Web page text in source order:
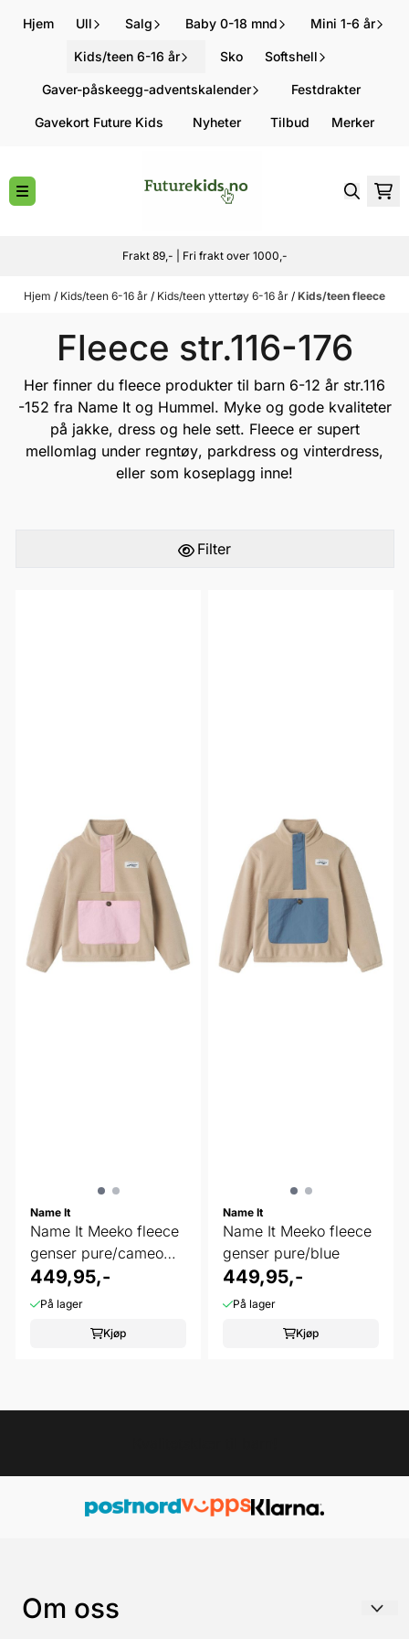
Hopp til innhold
Hjem Ull Salg Baby 0-18 mnd Mini 1-6 år
Kids/teen 6-16 år Sko Softshell
Gaver-påskeegg-adventskalender Festdrakter
Gavekort Future Kids Nyheter Tilbud Merker
Frakt 89,- | Fri frakt over 1000,-
Hjem / Kids/teen 6-16 år / Kids/teen yttertøy 6-16 år / Kids/teen fleece
Fleece str.116-176
Her finner du fleece produkter til barn 6-12 år str.116
-152 fra Name Itog Hummel. Myke og gode kvaliteter
på jakke, dress og hele sett. Fleece er supert
mellomlag under regntøy, parkdress og vinterdress,
eller som koseplagg inne!
Filter
Name It
Name It Meeko fleece
genser pure/cameo
pink
449,95,-
På lager
Kjøp
Name It
Name It Meeko fleece
genser pure/blue
449,95,-
På lager
Kjøp
Om oss